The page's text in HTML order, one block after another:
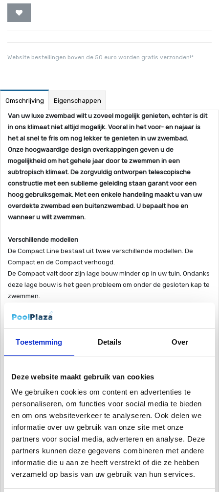
Toestemming Details Over
Deze website maakt gebruik van cookies
We gebruiken cookies om content en advertenties te
personaliseren, om functies voor social media te bieden
en om ons websiteverkeer te analyseren. Ook delen we
informatie over uw gebruik van onze site met onze
partners voor social media, adverteren en analyse. Deze
partners kunnen deze gegevens combineren met andere
informatie die u aan ze heeft verstrekt of die ze hebben
verzameld op basis van uw gebruik van hun services.
Website bestellingen boven de 50 euro worden gratis verzonden!*
Omschrijving Eigenschappen
Van uw luxe zwembad wilt u zoveel mogelijk genieten, echter is dit
in ons klimaat niet altijd mogelijk. Vooral in het voor- en najaar is
het al snel te fris om nog lekker te genieten in uw zwembad.
Onze hoogwaardige design overkappingen geven u de
mogelijkheid om het gehele jaar door te zwemmen in een
subtropisch klimaat. De zorgvuldig ontworpen telescopische
constructie met een sublieme geleiding staan garant voor een
hoog gebruiksgemak. Met een enkele handeling maakt u van uw
overdekte zwembad een buitenzwembad. U bepaalt hoe en
wanneer u wilt zwemmen.
Verschillende modellen
De Compact Line bestaat uit twee verschillende modellen. De
Compact en de Compact verhoogd.
De Compact valt door zijn lage bouw minder op in uw tuin. Ondanks
deze lage bouw is het geen probleem om onder de gesloten kap te
zwemmen.
ook gebruik kunt maken van sport en spel of relax fortuils. Bij de
grotere overkappingen wordt tevens een stahoogte gerealiseerd
tot 2.5 meter. Kiest u voor een langere overkapping, dan uw
De zwembadoverkappingen van PoolPlaza zijn gemaakt van
geanodiseerd aluminium, zodat u geen onderhoud hoeft te
verrichten aan uw overkapping. De wanden zijn verkrijgbaar in
maten van 4 mm en van 10 mm isolerend polycarbonaat en de
geleidingen worden geleverd met een walk cover, zodat u op de
geleidingen kunt lopen.
De overkappingen kunnen in alle kleuren geleverd worden, ook de
kleur van de aluminium constructie en de wanden kunt u zelf
kiezen.